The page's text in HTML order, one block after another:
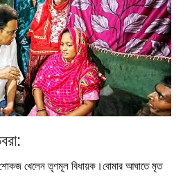
শোকজ খেলেন তৃণমূল বিধায়ক।বোমার আঘাতে মৃত